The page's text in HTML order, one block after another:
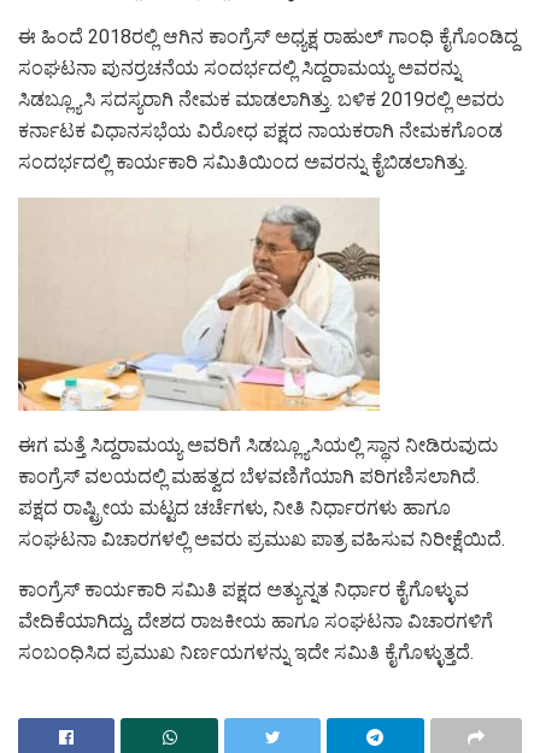
ಈ ಹಿಂದೆ 2018ರಲ್ಲಿ ಆಗಿನ ಕಾಂಗ್ರೆಸ್ ಅಧ್ಯಕ್ಷ ರಾಹುಲ್ ಗಾಂಧಿ ಕೈಗೊಂಡಿದ್ದ
ಸಂಘಟನಾ ಪುನರ್ರಚನೆಯ ಸಂದರ್ಭದಲ್ಲಿ ಸಿದ್ದರಾಮಯ್ಯ ಅವರನ್ನು
ಸಿಡಬ್ಲ್ಯೂಸಿ ಸದಸ್ಯರಾಗಿ ನೇಮಕ ಮಾಡಲಾಗಿತ್ತು. ಬಳಿಕ 2019ರಲ್ಲಿ ಅವರು
ಕರ್ನಾಟಕ ವಿಧಾನಸಭೆಯ ವಿರೋಧ ಪಕ್ಷದ ನಾಯಕರಾಗಿ ನೇಮಕಗೊಂಡ
ಸಂದರ್ಭದಲ್ಲಿ ಕಾರ್ಯಕಾರಿ ಸಮಿತಿಯಿಂದ ಅವರನ್ನು ಕೈಬಿಡಲಾಗಿತ್ತು.
ಈಗ ಮತ್ತೆ ಸಿದ್ದರಾಮಯ್ಯ ಅವರಿಗೆ ಸಿಡಬ್ಲ್ಯೂಸಿಯಲ್ಲಿ ಸ್ಥಾನ ನೀಡಿರುವುದು
ಕಾಂಗ್ರೆಸ್ ವಲಯದಲ್ಲಿ ಮಹತ್ವದ ಬೆಳವಣಿಗೆಯಾಗಿ ಪರಿಗಣಿಸಲಾಗಿದೆ.
ಪಕ್ಷದ ರಾಷ್ಟ್ರೀಯ ಮಟ್ಟದ ಚರ್ಚೆಗಳು, ನೀತಿ ನಿರ್ಧಾರಗಳು ಹಾಗೂ
ಸಂಘಟನಾ ವಿಚಾರಗಳಲ್ಲಿ ಅವರು ಪ್ರಮುಖ ಪಾತ್ರ ವಹಿಸುವ ನಿರೀಕ್ಷೆಯಿದೆ.
ಕಾಂಗ್ರೆಸ್ ಕಾರ್ಯಕಾರಿ ಸಮಿತಿ ಪಕ್ಷದ ಅತ್ಯುನ್ನತ ನಿರ್ಧಾರ ಕೈಗೊಳ್ಳುವ
ವೇದಿಕೆಯಾಗಿದ್ದು, ದೇಶದ ರಾಜಕೀಯ ಹಾಗೂ ಸಂಘಟನಾ ವಿಚಾರಗಳಿಗೆ
ಸಂಬಂಧಿಸಿದ ಪ್ರಮುಖ ನಿರ್ಣಯಗಳನ್ನು ಇದೇ ಸಮಿತಿ ಕೈಗೊಳ್ಳುತ್ತದೆ.